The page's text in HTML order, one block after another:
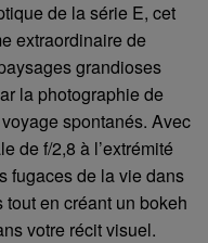
de la série E, cet
extraordinaire de
grandioses
la photographie de
spontanés. Avec
de f/2,8 à l’extrémité
fugaces de la vie dans
en créant un bokeh
votre récit visuel.